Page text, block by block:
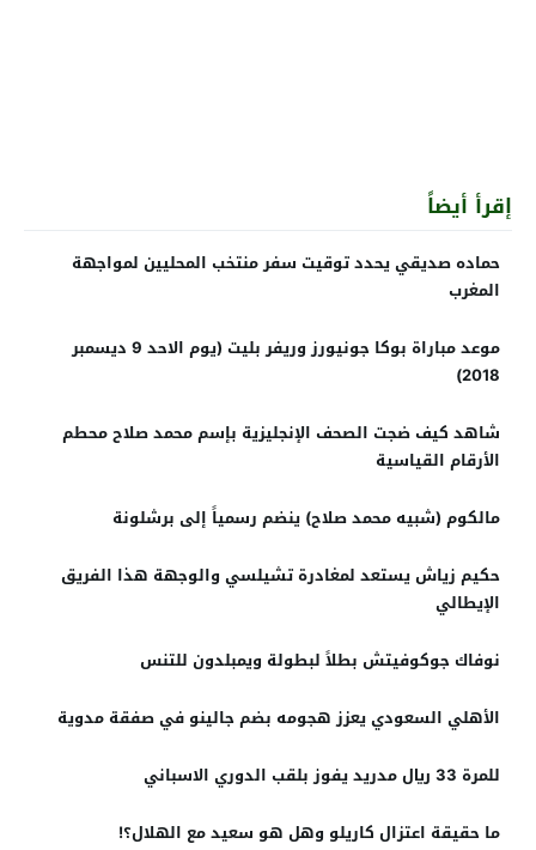
إقرأ أيضاً
حماده صديقي يحدد توقيت سفر منتخب المحليين لمواجهة
المغرب
موعد مباراة بوكا جونيورز وريفر بليت (يوم الاحد 9 ديسمبر
2018)
شاهد كيف ضجت الصحف الإنجليزية بإسم محمد صلاح محطم
الأرقام القياسية
مالكوم (شبيه محمد صلاح) ينضم رسمياً إلى برشلونة
حكيم زياش يستعد لمغادرة تشيلسي والوجهة هذا الفريق
الإيطالي
نوفاك جوكوفيتش بطلاً لبطولة ويمبلدون للتنس
الأهلي السعودي يعزز هجومه بضم جالينو في صفقة مدوية
للمرة 33 ريال مدريد يفوز بلقب الدوري الاسباني
ما حقيقة اعتزال كاريلو وهل هو سعيد مع الهلال؟!